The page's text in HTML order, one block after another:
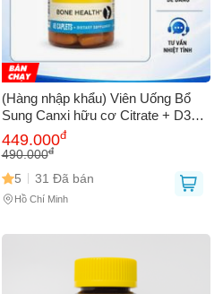
(Hàng nhập khẩu) Viên Uống Bổ
Sung Canxi hữu cơ Citrate + D3
Mason Natural của Mỹ
449.000đ
490.000đ
5 31 Đã bán
Hồ Chí Minh